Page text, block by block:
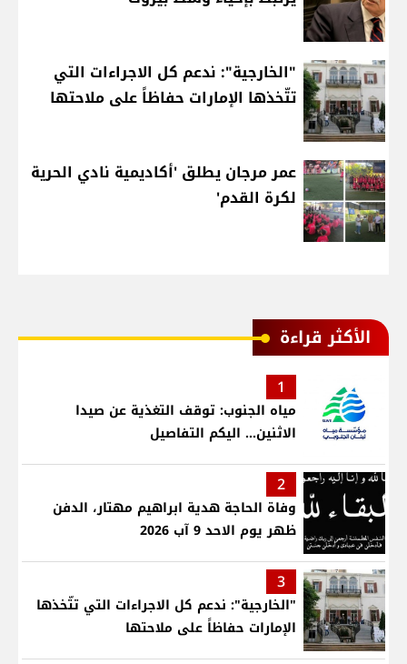
"الخارجية": ندعم كل الاجراءات التي
تتّخذها الإمارات حفاظاً على ملاحتها
عمر مرجان يطلق 'أكاديمية نادي الحرية
لكرة القدم'
الأكثر قراءة
1
مياه الجنوب: توقف التغذية عن صيدا
الاثنين... اليكم التفاصيل
2
وفاة الحاجة هدية ابراهيم مهتار، الدفن
ظهر يوم الاحد 9 آب 2026
3
"الخارجية": ندعم كل الاجراءات التي تتّخذها
الإمارات حفاظاً على ملاحتها